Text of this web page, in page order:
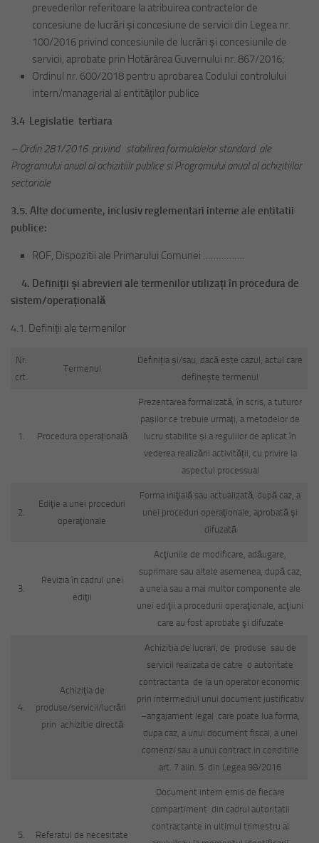
prevederilor referitoare la atribuirea contractelor de
concesiune de lucrări și concesiune de servicii din Legea nr.
100/2016 privind concesiunile de lucrări și concesiunile de
servicii, aprobate prin Hotărârea Guvernului nr. 867/2016;
Ordinul nr. 600/2018 pentru aprobarea Codului controlului
intern/managerial al entităţilor publice
3.4 Legislatie tertiara
– Ordin 281/2016 privind stabilirea formulalelor standard ale
Programului anual al achizitiilr publice si Programului anual al achizitiilor
sectoriale
3.5. Alte documente, inclusiv reglementari interne ale entitatii
publice:
ROF, Dispozitii ale Primarului Comunei …………….
4. Definiții și abrevieri ale termenilor utilizați în procedura de
sistem/operațională
4.1. Definiții ale termenilor
Nr.
crt.
Termenul
Definiția și/sau, dacă este cazul, actul care
definește termenul
1. Procedura operațională
Prezentarea formalizată, în scris, a tuturor
pașilor ce trebuie urmați, a metodelor de
lucru stabilite și a regulilor de aplicat în
vederea realizării activității, cu privire la
aspectul processual
2.
Ediţie a unei proceduri
operaţionale
Forma iniţială sau actualizată, după caz, a
unei proceduri operaţionale, aprobată şi
difuzată
3.
Revizia în cadrul unei
ediţii
Acţiunile de modificare, adăugare,
suprimare sau altele asemenea, după caz,
a uneia sau a mai multor componente ale
unei ediţii a procedurii operaţionale, acţiuni
care au fost aprobate şi difuzate
4.
Achiziţia de
produse/servicii/lucrări
prin achizitie directă
Achizitia de lucrari, de produse sau de
servicii realizata de catre o autoritate
contractanta de la un operator economic
prin intermediul unui document justificativ
–angajament legal care poate lua forma,
dupa caz, a unui document fiscal, a unei
comenzi sau a unui contract in conditiile
art. 7 alin. 5 din Legea 98/2016
5. Referatul de necesitate
Document intern emis de fiecare
compartiment din cadrul autoritatii
contractante in ultimul trimestru al